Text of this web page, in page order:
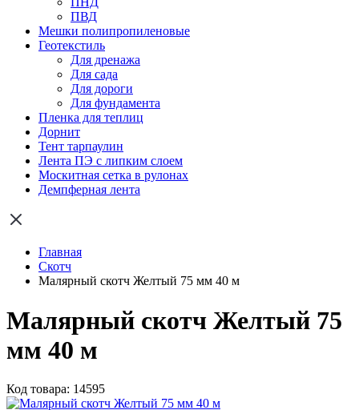
ПВД
Мешки полипропиленовые
Геотекстиль
Для дренажа
Для сада
Для дороги
Для фундамента
Пленка для теплиц
Дорнит
Тент тарпаулин
Лента ПЭ с липким слоем
Москитная сетка в рулонах
Демпферная лента
Главная
Скотч
Малярный скотч Желтый 75 мм 40 м
Малярный скотч Желтый 75
мм 40 м
Код товара: 14595